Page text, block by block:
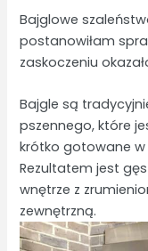
Bajglowe
postanowiłam
zaskoczeniu
Bajgle są
pszennego, które
krótko gotowane w
Rezultatem jest
wnętrze z
zewnętrzną.